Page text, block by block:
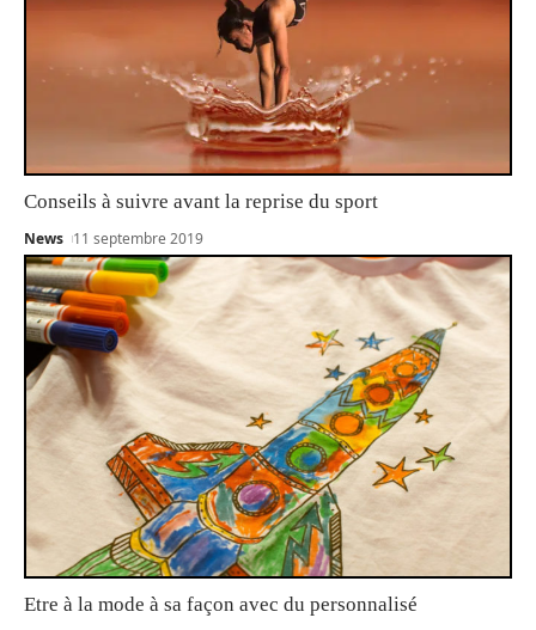
Conseils à suivre avant la reprise du sport
News 11 septembre 2019
Etre à la mode à sa façon avec du personnalisé